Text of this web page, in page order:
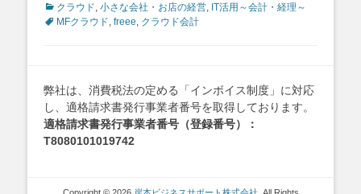
Categories
クラウド, 小さな会社・お店の経営, IT活用～会計・経理～
MFクラウド, freee, クラウド会計
弊社は、消費税法の定める「インボイス制度」に対応
し、適格請求書発行事業者番号を取得しております。
適格請求書発行事業者番号（登録番号）：
T8080101019742